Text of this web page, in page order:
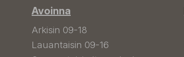
Avoinna
Arkisin 09-18
Lauantaisin 09-16